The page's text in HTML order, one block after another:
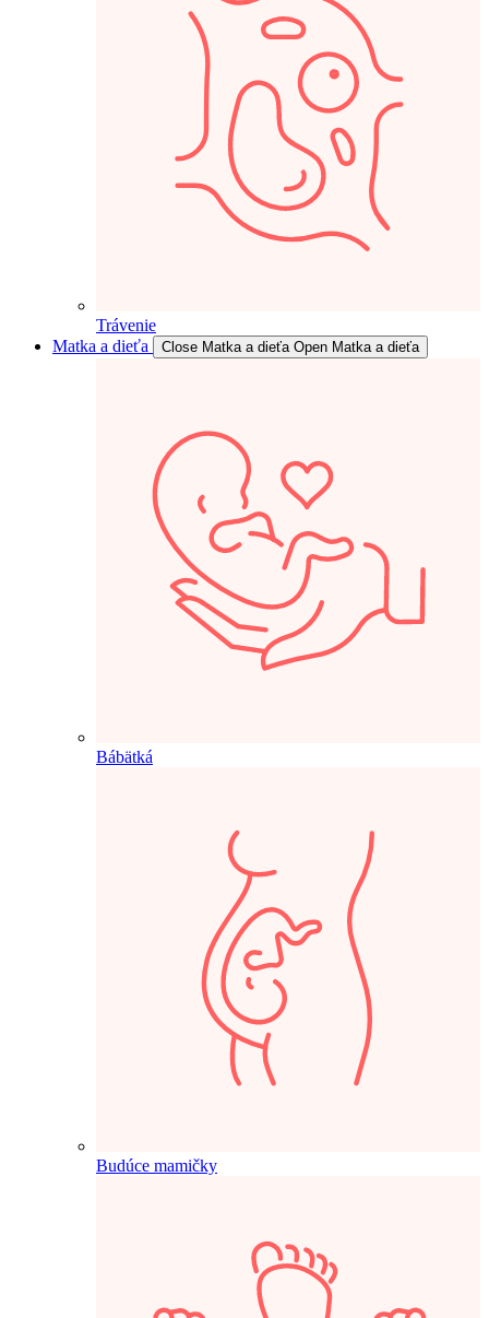
Trávenie
Matka a dieťa
Close Matka a dieťa Open Matka a dieťa
Bábätká
Budúce mamičky